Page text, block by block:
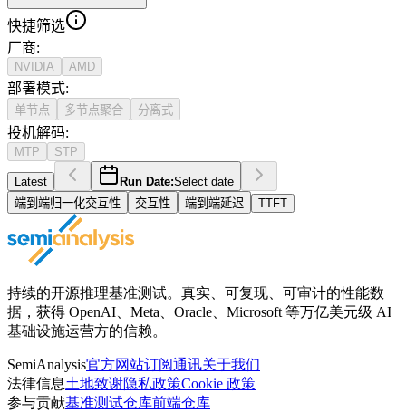
快捷筛选
厂商:
NVIDIA AMD
部署模式:
单节点 多节点聚合 分离式
投机解码:
MTP STP
Latest Run Date:Select date
端到端归一化交互性
交互性 端到端延迟 TTFT
持续的开源推理基准测试。真实、可复现、可审计的性能数
据，获得 OpenAI、Meta、Oracle、Microsoft 等万亿美元级 AI
基础设施运营方的信赖。
SemiAnalysis官方网站订阅通讯关于我们
法律信息土地致谢隐私政策Cookie 政策
参与贡献基准测试仓库前端仓库